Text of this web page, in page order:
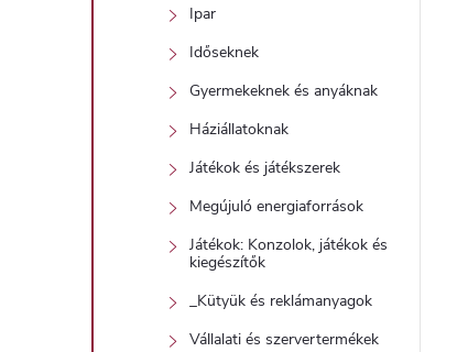
Ipar
Időseknek
Gyermekeknek és anyáknak
Háziállatoknak
Játékok és játékszerek
Megújuló energiaforrások
Játékok: Konzolok, játékok és
kiegészítők
_Kütyük és reklámanyagok
Vállalati és szervertermékek